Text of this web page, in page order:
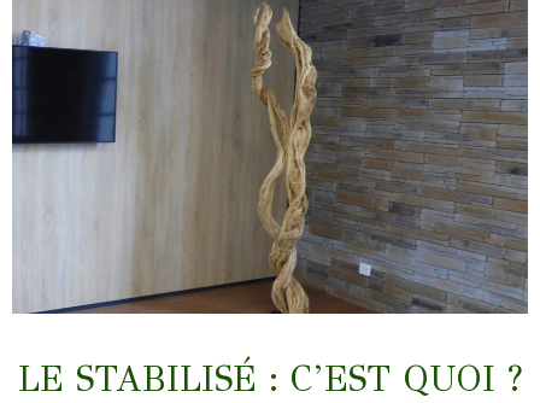
LIANES & TRONCS
LE STABILISÉ : C’EST QUOI ?